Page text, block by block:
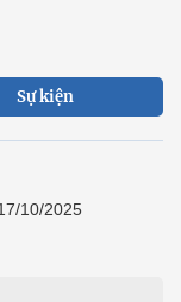
Sự kiện
10/2025